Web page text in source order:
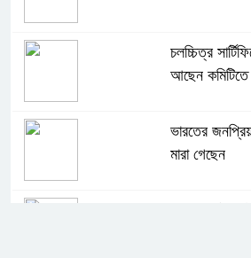
চলচ্চিত্র
আছেন কমিটিতে
ভারতের
মারা গেছেন